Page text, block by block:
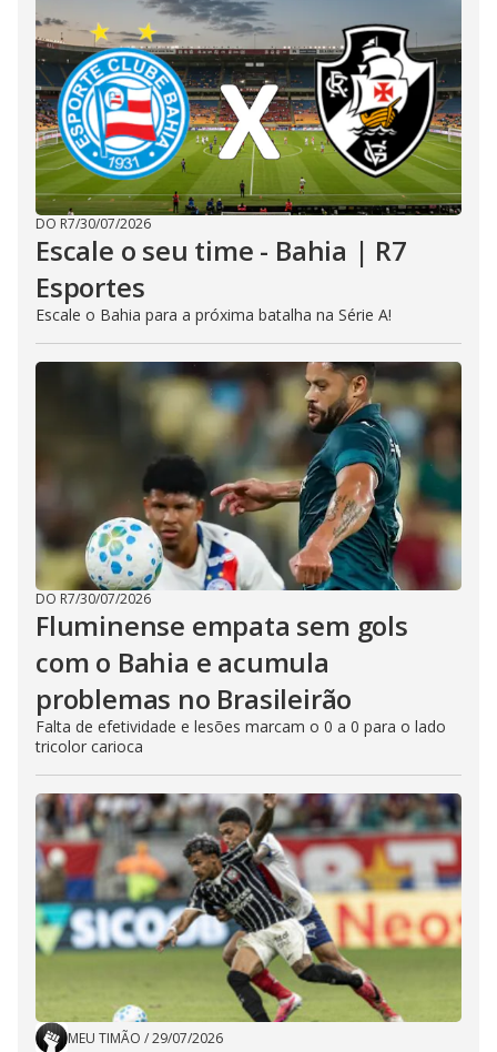
DO R7/30/07/2026
Escale o seu time - Bahia | R7
Esportes
Escale o Bahia para a próxima batalha na Série A!
DO R7/30/07/2026
Fluminense empata sem gols
com o Bahia e acumula
problemas no Brasileirão
Falta de efetividade e lesões marcam o 0 a 0 para o lado
tricolor carioca
MEU TIMÃO /29/07/2026